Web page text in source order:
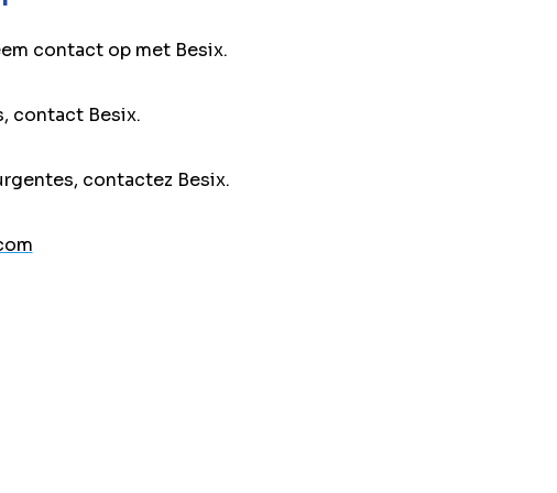
contact op met Besix.
contact Besix.
contactez Besix.